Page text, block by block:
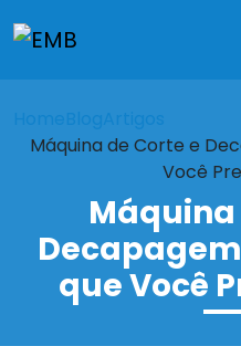
Home Blog
Artigos
Máquina de Corte e
Você
Máquina
que Você